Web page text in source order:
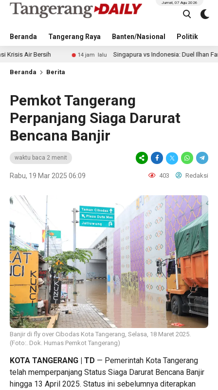
Beranda Tangerang Raya Banten/Nasional Politik
Jumat, 07 Agu 2026
14 jam lalu Singapura vs Indonesia: Duel Ilhan Fandi vs
Beranda Berita
Pemkot Tangerang
Perpanjang Siaga Darurat
Bencana Banjir
waktu baca 2 menit
Rabu, 19 Mar 2025 06:09 403 Redaksi
Banjir di fly over Cibodas Kota Tangerang, Selasa, 18 Maret 2025.
(Foto:. Dok. Humas Pemkot Tangerang)
KOTA TANGERANG | TD — Pemerintah Kota Tangerang
telah memperpanjang Status Siaga Darurat Bencana Banjir
hingga 13 April 2025. Status ini sebelumnya diterapkan